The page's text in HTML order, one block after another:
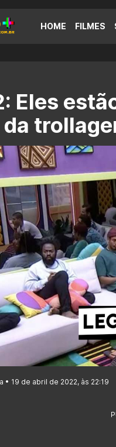
HOME FILMES
Eles
• 19 de abril de 2022, às 22:19